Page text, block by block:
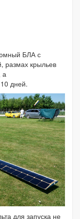
БЛА с
размах крыльев
а
дней.
для запуска не